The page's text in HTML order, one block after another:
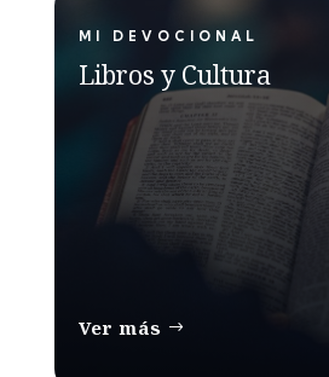
MI DEVOCIONAL
Libros y Cultura
Ver más